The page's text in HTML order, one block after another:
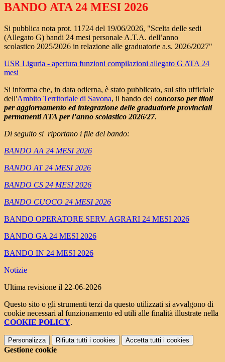
BANDO ATA 24 MESI 2026
Si pubblica nota prot. 11724 del 19/06/2026, "Scelta delle sedi
(Allegato G) bandi 24 mesi personale A.T.A. dell’anno
scolastico 2025/2026 in relazione alle graduatorie a.s. 2026/2027"
USR Liguria - apertura funzioni compilazioni allegato G ATA 24
mesi
Si informa che, in data odierna, è stato pubblicato, sul sito ufficiale
dell'Ambito Territoriale di Savona, il bando del concorso per titoli
per aggiornamento ed integrazione delle graduatorie provinciali
permanenti ATA per l’anno scolastico 2026/27.
Di seguito si riportano i file del bando:
BANDO AA 24 MESI 2026
BANDO AT 24 MESI 2026
BANDO CS 24 MESI 2026
BANDO CUOCO 24 MESI 2026
BANDO OPERATORE SERV. AGRARI 24 MESI 2026
BANDO GA 24 MESI 2026
BANDO IN 24 MESI 2026
Notizie
Ultima revisione il 22-06-2026
Questo sito o gli strumenti terzi da questo utilizzati si avvalgono di
cookie necessari al funzionamento ed utili alle finalità illustrate nella
COOKIE POLICY.
Personalizza Rifiuta tutti i cookies Accetta tutti i cookies
Gestione cookie